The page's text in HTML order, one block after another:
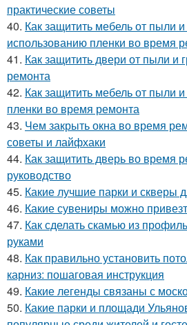
практические советы
40. Как защитить мебель от пыли
использованию пленки во время
41. Как защитить двери от пыли и
ремонта
42. Как защитить мебель от пыли
пленки во время ремонта
43. Чем закрыть окна во время
советы и лайфхаки
44. Как защитить дверь во время
руководство
45. Какие лучшие парки и скверы
46. Какие сувениры можно
47. Как сделать скамью из
руками
48. Как правильно установить
карниз: пошаговая инструкция
49. Какие легенды связаны с
50. Какие парки и площади